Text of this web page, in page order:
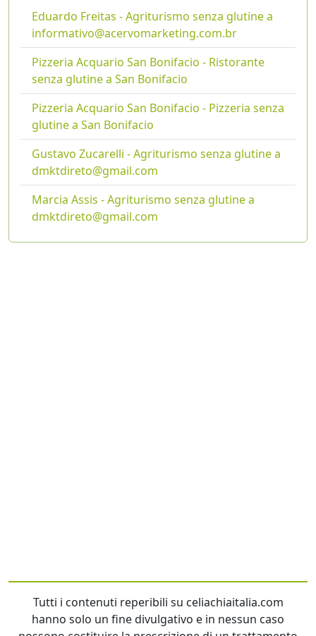
Eduardo Freitas - Agriturismo senza glutine a
informativo@acervomarketing.com.br
Pizzeria Acquario San Bonifacio - Ristorante
senza glutine a San Bonifacio
Pizzeria Acquario San Bonifacio - Pizzeria senza
glutine a San Bonifacio
Gustavo Zucarelli - Agriturismo senza glutine a
dmktdireto@gmail.com
Marcia Assis - Agriturismo senza glutine a
dmktdireto@gmail.com
Tutti i contenuti reperibili su celiachiaitalia.com
hanno solo un fine divulgativo e in nessun caso